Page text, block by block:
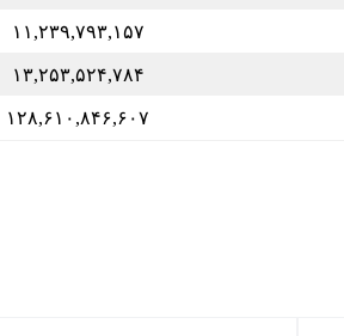
۱۱,۲۳۹,۷۹۳,۱۵۷
۱۳,۲۵۳,۵۲۴,۷۸۴
۱۲۸,۶۱۰,۸۴۶,۶۰۷